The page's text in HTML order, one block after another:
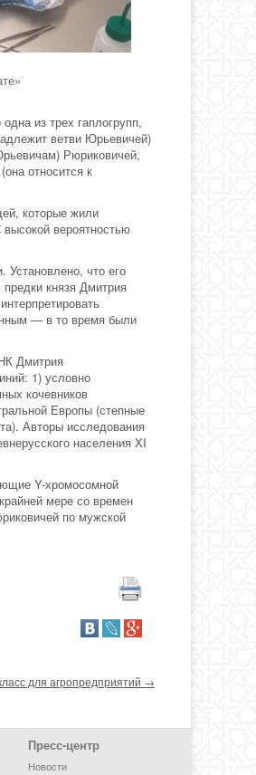
из трех гаплогрупп,
ветви Юрьевичей)
Рюриковичей,
относится к
которые жили
вероятностью
что его
князя Дмитрия
— в то время были
Дмитрия
1) условно
кочевников
Европы (степные
Авторы исследования
населения XI
Y-хромосомной
мере со времен
по мужской
для агропредприятий →
Пресс-центр
Новости